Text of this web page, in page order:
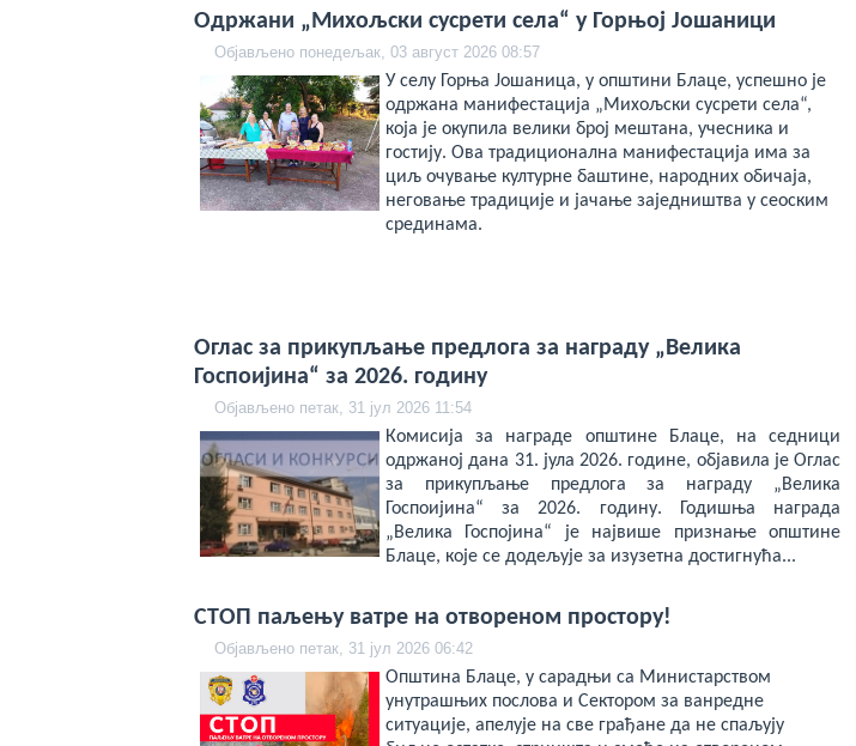
veren
bahis
siteleri
deneme
bonusu
veren
yeni
siteler
deneme
bonusu
veren
casino
Одржани „Михољски сусрети села“ у Горњој Јошаници
Објављено понедељак, 03 август 2026 08:57
У селу Горња Јошаница, у општини Блаце, успешно је
одржана манифестација „Михољски сусрети села“,
која је окупила велики број мештана, учесника и
гостију. Ова традиционална манифестација има за
циљ очување културне баштине, народних обичаја,
неговање традиције и јачање заједништва у сеоским
срединама.
Оглас за прикупљање предлога за награду „Велика
Госпоијина“ за 2026. годину
Објављено петак, 31 јул 2026 11:54
Комисија за награде општине Блаце, на седници
одржаној дана 31. јула 2026. године, објавила је Оглас
за прикупљање предлога за награду „Велика
Госпоијина“ за 2026. годину. Годишња награда
„Велика Госпојина“ је највише признање општине
Блаце, које се додељује за изузетна достигнућа...
СТОП паљењу ватре на отвореном простору!
Објављено петак, 31 јул 2026 06:42
Општина Блаце, у сарадњи са Министарством
унутрашњих послова и Сектором за ванредне
ситуације, апелује на све грађане да не спаљују